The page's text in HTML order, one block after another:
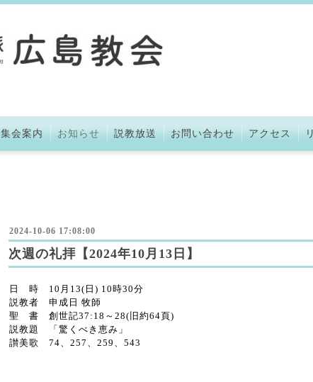
集会案内 お知らせ 説教放送 お問い合わせ アクセス
2024-10-06 17:08:00
次週の礼拝【2024年10月13日】
日 時 10月13(日) 10時30分
説教者 申成日 牧師
聖 書 創世記37:18～28(旧約64頁)
説教題 「驚くべき恵み」
讃美歌 74、257、259、543